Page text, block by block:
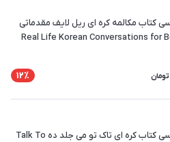
کتاب مکالمه کره ای ریل لایف مقدماتی
Real Life Korean Conversations for
تومان 12٪
ترجمه فارسی کتاب کره ای تاک تو می جلد ده Talk To